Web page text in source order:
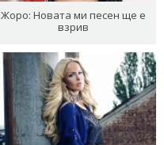
Жоро: Новата ми песен ще е
взрив